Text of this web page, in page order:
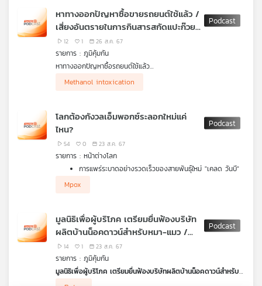
การอ้อน เป็นหนึ่งในพฤติกรรมการแสดงออกถึงความรัก โดยเฉพาะ
คนที่เป็นแฟนกัน แต่ละคนมีวิธีการแสดงออกไม่เหมือนกัน บางคนไม่
แสดงออกเลยจนทำให้แฟนของเราเข้าใจผิดได้ว่า "ไม่รักหรือเปล่า"
หรือบางคนแสดงออกจนล้นจนกลายเป็นเรื่องรำคาญ ก็ทำให้เข้าใจผิด
ในความรักได้เช่นกัน แล้วจะอ้อนแบบไหนให้พอดีแถมแฟนยังรักยัง
หลง กับ 10 วิธีที่รายการ โรงหมอ
หาทางออกปัญหาซื้อขายรถยนต์ใช้แล้ว /
เสี่ยงอันตรายในการกินสารสกัดแปะก๊วย
ในปริมาณสูงและยาวนาน
12 1 26 ส.ค. 67
รายการ : ภูมิคุ้มกัน
หาทางออกปัญหาซื้อรถยนต์ใช้แล้ว
ชนหนัก จมน้ำ กรอเลขไมล์ สภาผู้บริโภค ตั้งวงถกหน่วยงานรัฐ –
ไมล์ ผู้ประกอบการเต็นท์รถมือสองร่วมให้ข้อมูล คปภ.หนุนข้อเสนอ
เล็งชวน บริษัทประกันภัยหารือปัญหารถสวมซาก แนะควรแจ้งก่อนผู้
บริโภคตัดสินใจซื้อ
ฟัง สคบ. กำกับดูแลการซื้อขายรถยนต์ใช้แล้วอย่างไร
จาก คุณพัสกร ทัพมงคล ผู้อำนวยการกองคุ้มครองผู้บริโภคด้าน
ฉลาก สำนักงานคณะกรรมการคุ้มครองผู้บริโภค (สคบ.)
ทานอล เข้ารับการรักษาด้วยอาการ Methanol intoxication
เจ้าของแบรนด์สกินแคร์ อัดคลิปแฉพฤติกรรมแท็กซี่ย่านเอกมัย หลัง
ตอน เสี่ยงอันตรายในการกินสารสกัดแปะก๊วยในปริมาณสูงและ
ยาวนาน
Methanol intoxication
โลกต้องกังวลเอ็มพอกซ์ระลอกใหม่แค่
ไหน?
54 0 23 ส.ค. 67
รายการ : หน้าต่างโลก
การแพร่ระบาดอย่างรวดเร็วของสายพันธุ์ใหม่ "เคลด วันบี"
อนามัยโลกตัดสินใจประกาศภาวะฉุกเฉิน ขณะที่การขาดแคลน
เมืองในญี่ปุ่นนำแผงกั้นบังภูเขาไฟฟูจิออก หลังขึงบังนัก
ท่องเที่ยวที่ทะลักเข้าพื้นที่จนสร้างความรำคาญให้ชาวเมือง
Mpox
มูลนิธิเพื่อผู้บริโภค เตรียมยื่นฟ้องบริษัท
ผลิตบ้านน็อคดาวน์สำหรับหมา-แมว /
ร้อง ปคบ. โครงการหมู่บ้านและคอนโดฯ
สร้างไม่เสร็จตามที่กำหนด / งานวิจัย
เกี่ยวกับความเสี่ยงการฉีดโบท็อกซ์
14 1 23 ส.ค. 67
รายการ : ภูมิคุ้มกัน
มูลนิธิเพื่อผู้บริโภค เตรียมยื่นฟ้องบริษัทผลิตบ้านน็อคดาวน์สำหรับ
หมา-แมว
ร้อง ปคบ. โครงการหมู่บ้านและคอนโดฯ สร้างไม่เสร็จตามที่กำหนด